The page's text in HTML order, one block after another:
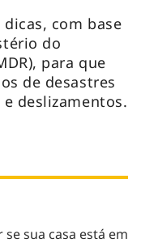
com base
do
para que
de desastres
deslizamentos.
sua casa está em